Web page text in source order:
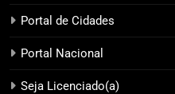
Portal de Cidades
Portal Nacional
Seja Licenciado(a)